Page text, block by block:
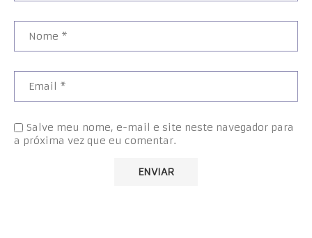
Salve meu nome, e-mail e site neste navegador para
a próxima vez que eu comentar.